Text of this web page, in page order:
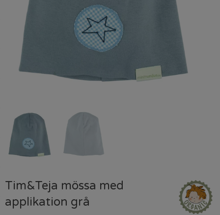
Tim&Teja mössa med
applikation grå